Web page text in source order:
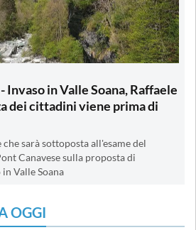
Invaso in Valle Soana, Raffaele
dei cittadini viene prima di
sarà sottoposta all'esame del
Canavese sulla proposta di
Valle Soana
OGGI